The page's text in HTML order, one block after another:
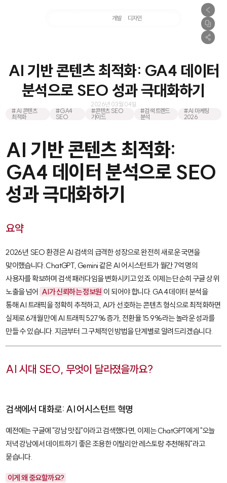
개발 디자인
AI 기반 콘텐츠 최적화: GA4 데이터
분석으로 SEO 성과 극대화하기
2026년 03월 04일
#AI 콘텐츠
최적화
#GA4
SEO
#콘텐츠 SEO
가이드
#검색 트렌드
분석
#AI 마케팅
2026
AI 기반 콘텐츠 최적화:
GA4 데이터 분석으로 SEO
성과 극대화하기
요약
2026년 SEO 환경은 AI 검색의 급격한 성장으로 완전히 새로운 국면을
맞이했습니다. ChatGPT, Gemini 같은 AI 어시스턴트가 월간 7억 명의
사용자를 확보하며 검색 패러다임을 변화시키고 있죠. 이제는 단순히 구글 상위
노출을 넘어 AI가 신뢰하는 정보원 이 되어야 합니다. GA4 데이터 분석을
통해 AI 트래픽을 정확히 추적하고, AI가 선호하는 콘텐츠 형식으로 최적화하면
실제로 6개월 만에 AI 트래픽 527% 증가, 전환율 15.9%라는 놀라운 성과를
만들 수 있습니다. 지금부터 그 구체적인 방법을 단계별로 알려드리겠습니다.
AI 시대 SEO, 무엇이 달라졌을까요?
검색에서 대화로: AI 어시스턴트 혁명
예전에는 구글에 "강남 맛집"이라고 검색했다면, 이제는 ChatGPT에게 "오늘
저녁 강남에서 데이트하기 좋은 조용한 이탈리안 레스토랑 추천해줘"라고
묻습니다.
이게 왜 중요할까요?